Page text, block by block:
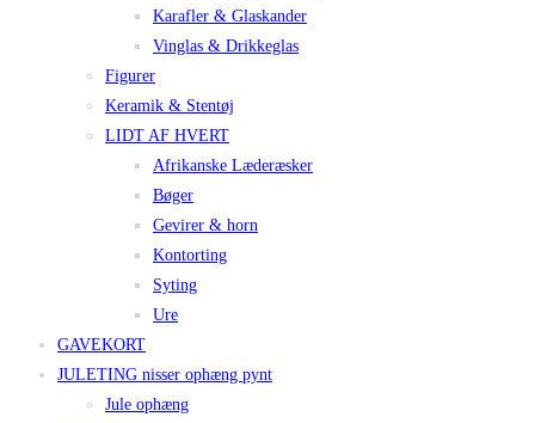
Karafler & Glaskander
Vinglas & Drikkeglas
Figurer
Keramik & Stentøj
LIDT AF HVERT
Afrikanske Læderæsker
Bøger
Gevirer & horn
Kontorting
Syting
Ure
GAVEKORT
JULETING nisser ophæng pynt
Jule ophæng